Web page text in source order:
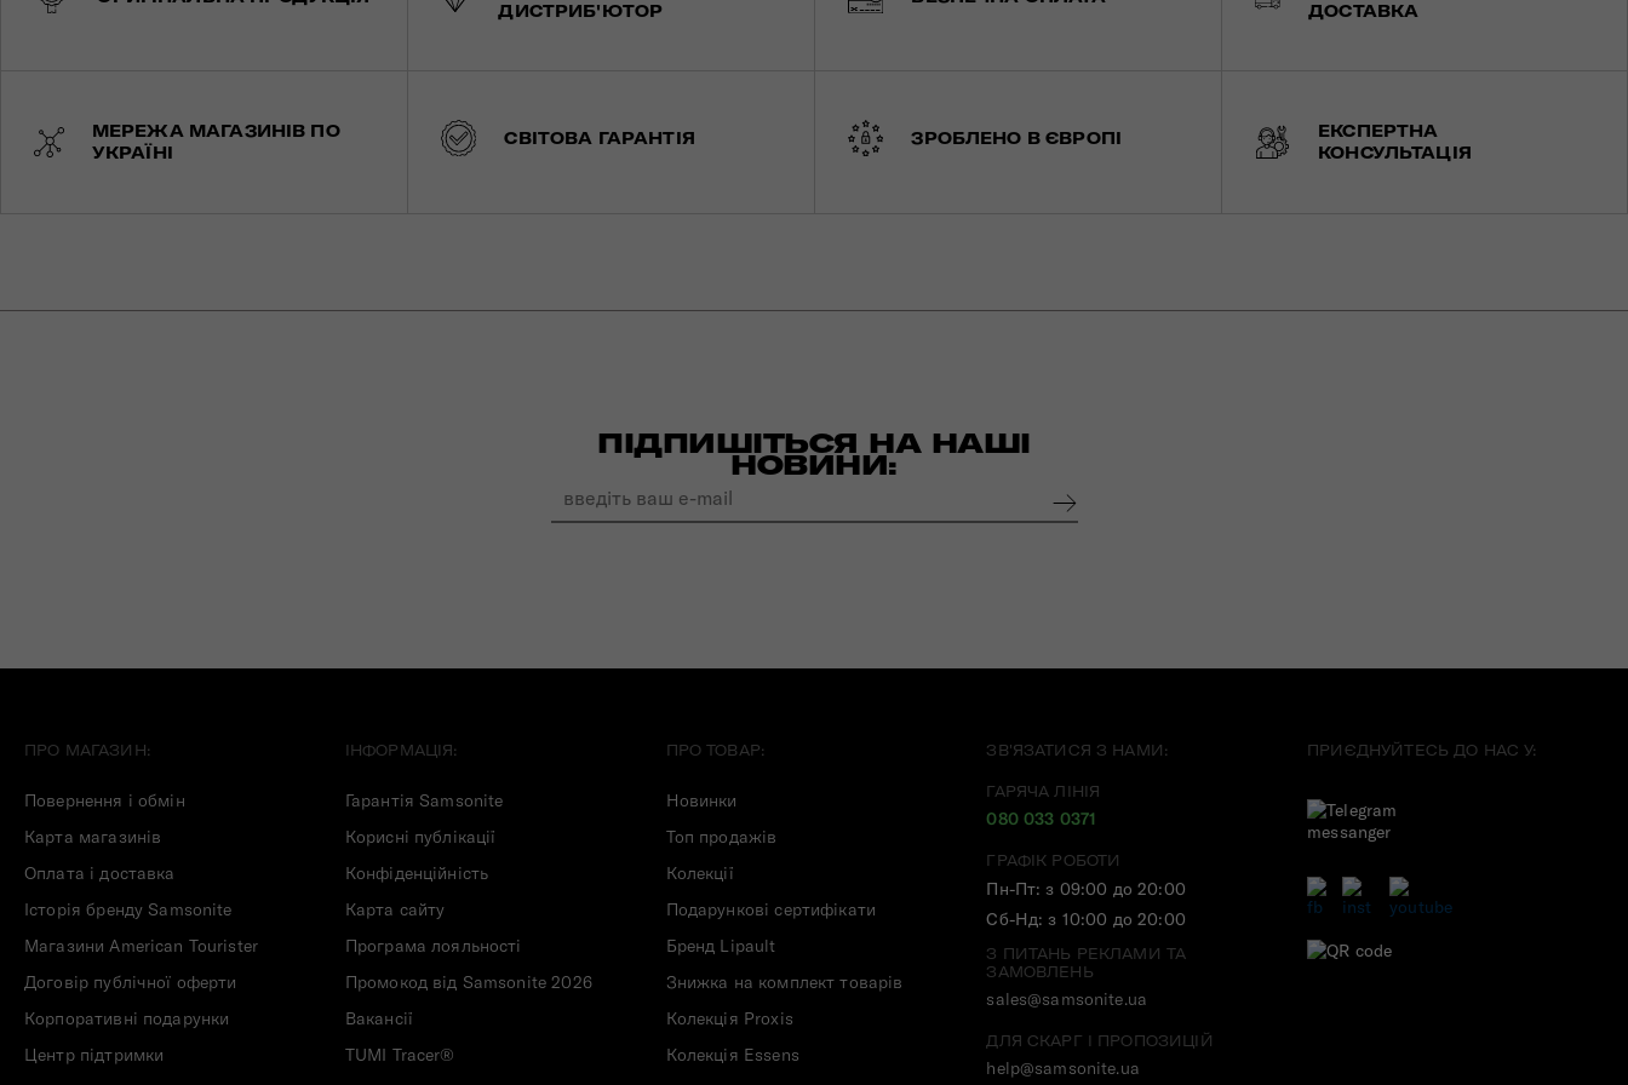
ДИСТРИБ'ЮТОР
ДОСТАВКА
МЕРЕЖА МАГАЗИНІВ ПО
УКРАЇНІ
СВІТОВА ГАРАНТІЯ ЗРОБЛЕНО В ЄВРОПІ
ЕКСПЕРТНА
КОНСУЛЬТАЦІЯ
ПІДПИШІТЬСЯ НА НАШІ
НОВИНИ:
ПРО МАГАЗИН:
Повернення і обмін
Карта магазинів
Оплата і доставка
Історія бренду Samsonite
Магазини American Tourister
Договір публічної оферти
Корпоративні подарунки
Центр підтримки
ІНФОРМАЦІЯ:
Гарантія Samsonite
Корисні публікації
Конфіденційність
Карта сайту
Програма лояльності
Промокод від Samsonite 2026
Вакансії
TUMI Tracer®
ПРО ТОВАР:
Новинки
Топ продажів
Колекції
Подарункові сертифікати
Бренд Lipault
Знижка на комплект товарів
Колекція Proxis
Колекція Essens
ЗВ'ЯЗАТИСЯ З НАМИ:
ГАРЯЧА ЛІНІЯ
080 033 0371
ГРАФІК РОБОТИ
Пн-Пт: з 09:00 до 20:00
Сб-Нд: з 10:00 до 20:00
З ПИТАНЬ РЕКЛАМИ ТА
ЗАМОВЛЕНЬ
sales@samsonite.ua
ДЛЯ СКАРГ І ПРОПОЗИЦІЙ
help@samsonite.ua
ПРИЄДНУЙТЕСЬ ДО НАС У: